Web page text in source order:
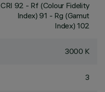
CRI 92 - Rf (Colour Fidelity
Index) 91 - Rg (Gamut
Index) 102
3000 K
3